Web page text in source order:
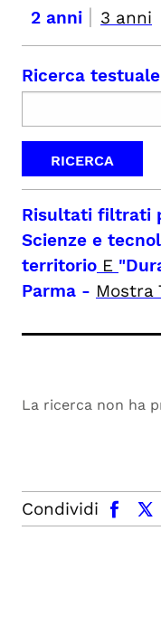
2 anni | 3 anni
Ricerca testuale
Risultati filtrati
Scienze e
territorio E
Parma - Mostra
La ricerca non ha
Condividi
facebook x.com